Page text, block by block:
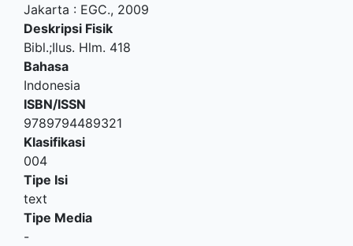
Jakarta : EGC., 2009
Deskripsi Fisik
Bibl.;Ilus. Hlm. 418
Bahasa
Indonesia
ISBN/ISSN
9789794489321
Klasifikasi
004
Tipe Isi
text
Tipe Media
-